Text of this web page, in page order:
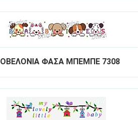
ΦΑΣΑ ΜΠΕΜΠΕ 7308